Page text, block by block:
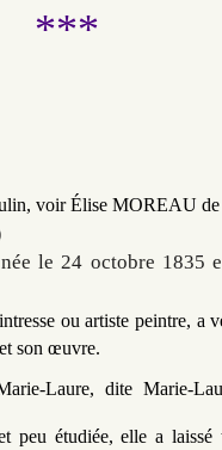
***
voirÉlise MOREAU
le 24 octobre 1835
ou artiste peintre, a
son œuvre.
Laure, dite Marie-
peu étudiée, elle a